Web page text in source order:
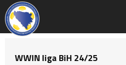
WWIN liga BiH 24/25